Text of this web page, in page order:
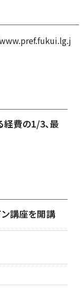
経費の1/3、最
講座を開講